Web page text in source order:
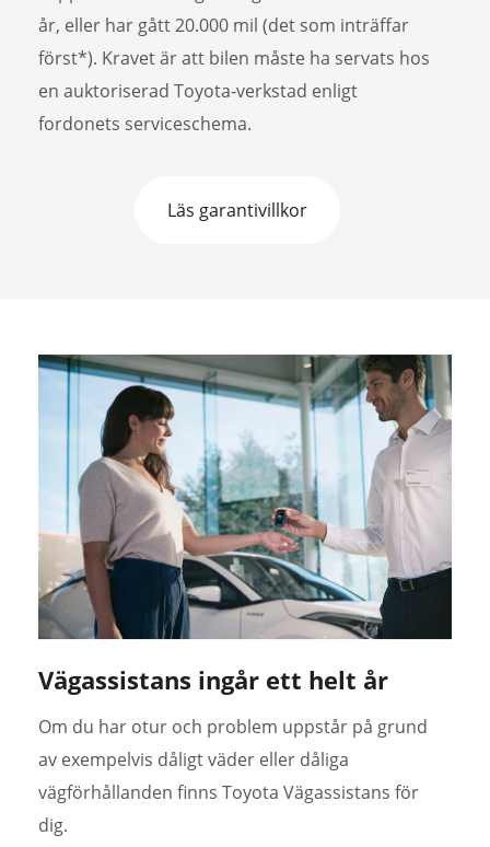
år, eller har gått 20.000 mil (det som inträffar
först*). Kravet är att bilen måste ha servats hos
en auktoriserad Toyota-verkstad enligt
fordonets serviceschema.
Läs garantivillkor
Vägassistans ingår ett helt år
Om du har otur och problem uppstår på grund
av exempelvis dåligt väder eller dåliga
vägförhållanden finns Toyota Vägassistans för
dig.